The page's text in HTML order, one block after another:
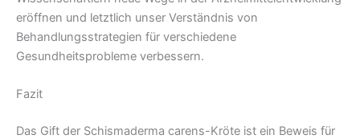
eröffnen und letztlich unser Verständnis von
Behandlungsstrategien für verschiedene
Gesundheitsprobleme verbessern.
Fazit
Das Gift der Schismaderma carens-Kröte ist ein Beweis für